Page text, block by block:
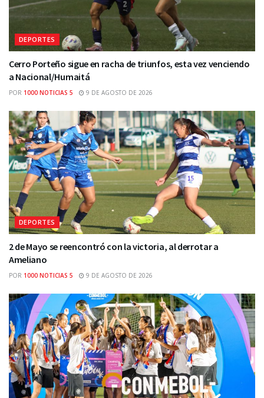
DEPORTES
Cerro Porteño sigue en racha de triunfos, esta vez venciendo
a Nacional/Humaitá
POR 1000 NOTICIAS 5 9 DE AGOSTO DE 2026
DEPORTES
2 de Mayo se reencontró con la victoria, al derrotar a
Ameliano
POR 1000 NOTICIAS 5 9 DE AGOSTO DE 2026